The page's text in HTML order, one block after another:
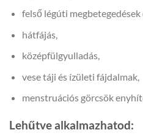
felső légúti megbetegedések
hátfájás,
középfülgyulladás,
vese táji és ízületi fájdalmak,
menstruációs görcsök
Lehűtve alkalmazhatod: